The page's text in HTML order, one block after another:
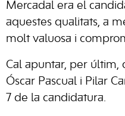
Mercadal era el
aquestes qualitats, a
molt valuosa i
Cal apuntar, per últim,
Óscar Pascual i Pilar
7 de la candidatura.